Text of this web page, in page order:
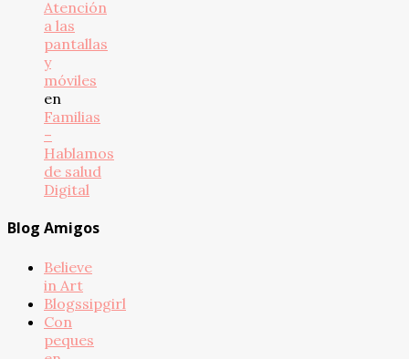
Atención
a las
pantallas
y
móviles
en
Familias
–
Hablamos
de salud
Digital
Blog Amigos
Believe
in Art
Blogssipgirl
Con
peques